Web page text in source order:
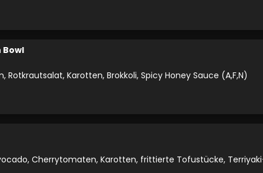
Bowl
Rotkrautsalat, Karotten, Brokkoli, Spicy Honey Sauce (A,F,N)
Cherrytomaten, Karotten, frittierte Tofustücke,